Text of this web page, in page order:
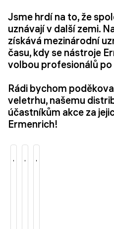
Jsme hrdí na to, že
uznávají v další zemi.
získává mezinárodní
času, kdy se nástroje
volbou profesionálů
Rádi bychom
veletrhu, našemu
účastníkům akce za
Ermenrich!